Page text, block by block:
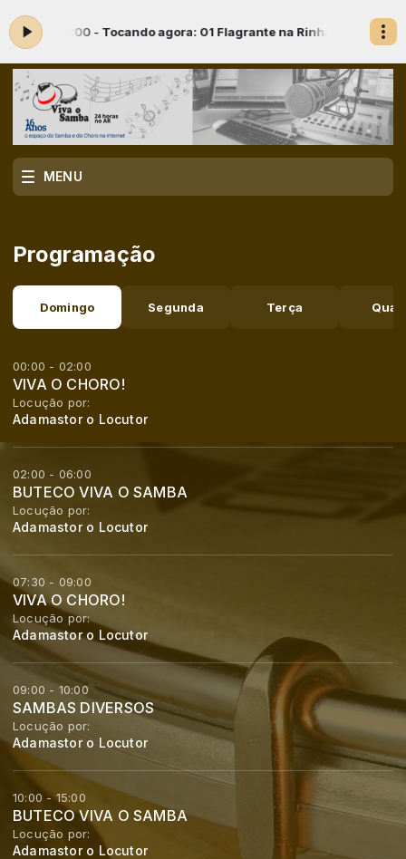
às 18:00 -Tocando agora: 01 Flagrante na RinhaSAMBAS
MENU
Programação
Domingo Segunda Terça
00:00 - 02:00
VIVA O CHORO!
Locução por:
Adamastor o Locutor
02:00 - 06:00
BUTECO VIVA O SAMBA
Locução por:
Adamastor o Locutor
07:30 - 09:00
VIVA O CHORO!
Locução por:
Adamastor o Locutor
09:00 - 10:00
SAMBAS DIVERSOS
Locução por:
Adamastor o Locutor
10:00 - 15:00
BUTECO VIVA O SAMBA
Locução por:
Adamastor o Locutor